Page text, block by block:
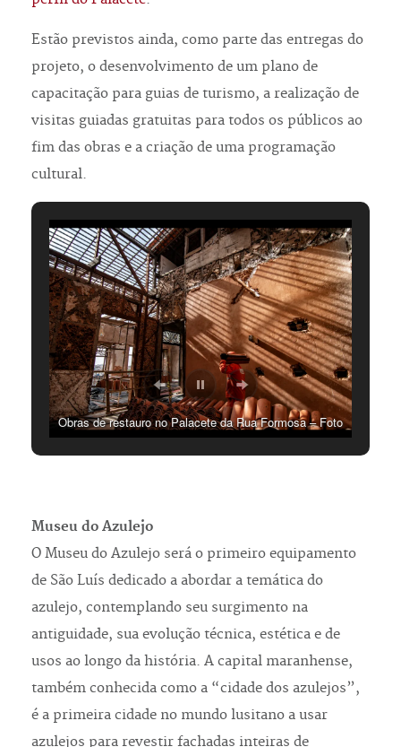
Estão previstos ainda, como parte das entregas do
projeto, o desenvolvimento de um plano de
capacitação para guias de turismo, a realização de
visitas guiadas gratuitas para todos os públicos ao
fim das obras e a criação de uma programação
cultural.
Obras de restauro no Palacete da Rua Formosa – Foto
Museu do Azulejo
O Museu do Azulejo será o primeiro equipamento
de São Luís dedicado a abordar a temática do
azulejo, contemplando seu surgimento na
antiguidade, sua evolução técnica, estética e de
usos ao longo da história. A capital maranhense,
também conhecida como a “cidade dos azulejos”,
é a primeira cidade no mundo lusitano a usar
azulejos para revestir fachadas inteiras de